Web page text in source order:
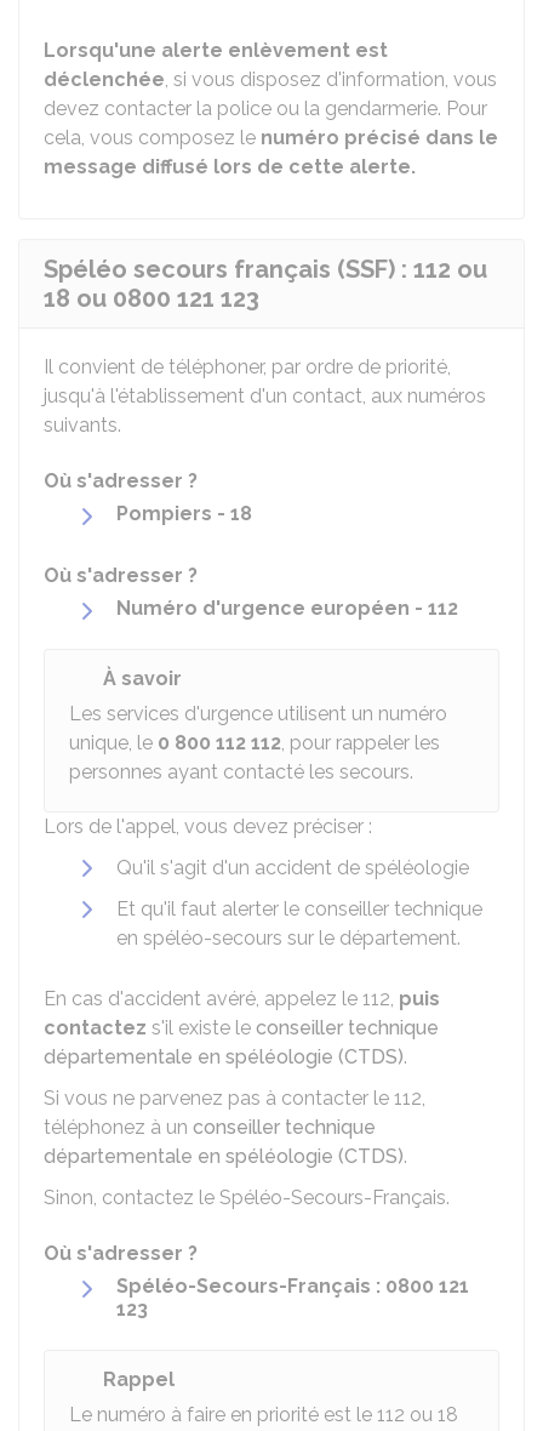
Lorsqu'une alerte enlèvement est
déclenchée, si vous disposez d'information, vous
devez contacter la police ou la gendarmerie. Pour
cela, vous composez le numéro précisé dans le
message diffusé lors de cette alerte.
Spéléo secours français (SSF) : 112 ou
18 ou 0800 121 123
Il convient de téléphoner, par ordre de priorité,
jusqu'à l'établissement d'un contact, aux numéros
suivants.
Où s'adresser ?
Pompiers - 18
Où s'adresser ?
Numéro d'urgence européen - 112
À savoir
Les services d'urgence utilisent un numéro
unique, le 0 800 112 112, pour rappeler les
personnes ayant contacté les secours.
Lors de l'appel, vous devez préciser :
Qu'il s'agit d'un accident de spéléologie
Et qu'il faut alerter le conseiller technique
en spéléo-secours sur le département.
En cas d'accident avéré, appelez le 112, puis
contactez s'il existe le conseiller technique
départementale en spéléologie (CTDS).
Si vous ne parvenez pas à contacter le 112,
téléphonez à un conseiller technique
départementale en spéléologie (CTDS).
Sinon, contactez le Spéléo-Secours-Français.
Où s'adresser ?
Spéléo-Secours-Français : 0800 121
123
Rappel
Le numéro à faire en priorité est le 112 ou 18